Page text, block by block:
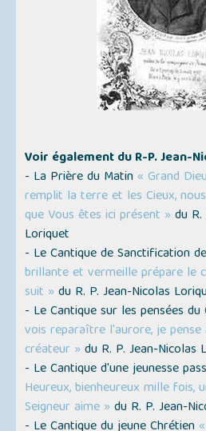
Voir également du R-P. Jean-
- La Prière du Matin « Grand
remplit la terre et les Cieux,
que Vous êtes ici présent » du
Loriquet
- Le Cantique de Sanctification
brillante et vermeille prépare le
suit » du R. P. Jean-Nicolas
- Le Cantique sur les pensées du
vois reparaître l'aurore, je pense
créateur » du R. P. Jean-Nicolas
- Le Cantique d'une jeunesse
Heureux, bienheureux mille fois,
Seigneur aime » du R. P. Jean-